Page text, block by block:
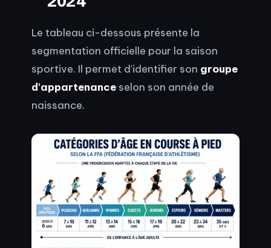
Le tableau ci-dessous présente la
segmentation officielle pour la saison
sportive. Il permet d'identifier son groupe
d'appartenance selon son année de
naissance.